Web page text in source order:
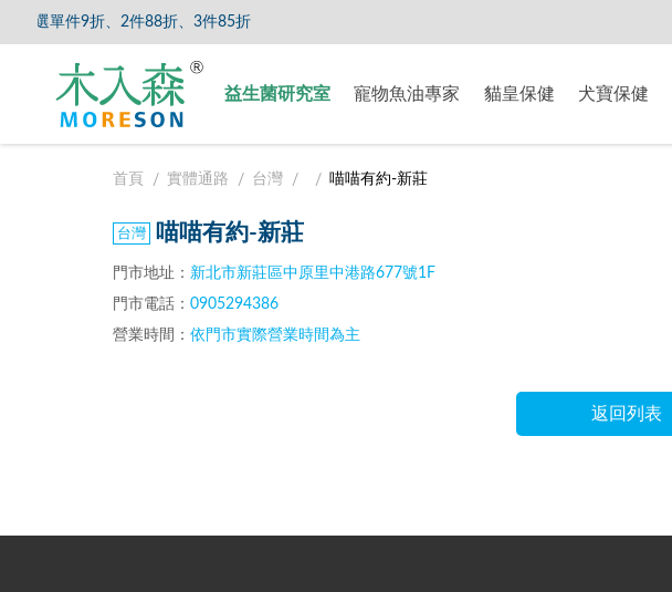
選單件9折、2件88折、3件85折
益生菌研究室 寵物魚油專家 貓皇保健 犬寶保健
首頁 實體通路 台灣 喵喵有約-新莊
喵喵有約-新莊
門市地址： 新北市新莊區中原里中港路677號1F
門市電話： 0905294386
營業時間： 依門市實際營業時間為主
返回列表